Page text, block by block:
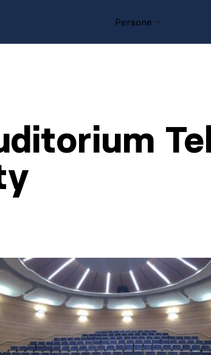
Persone